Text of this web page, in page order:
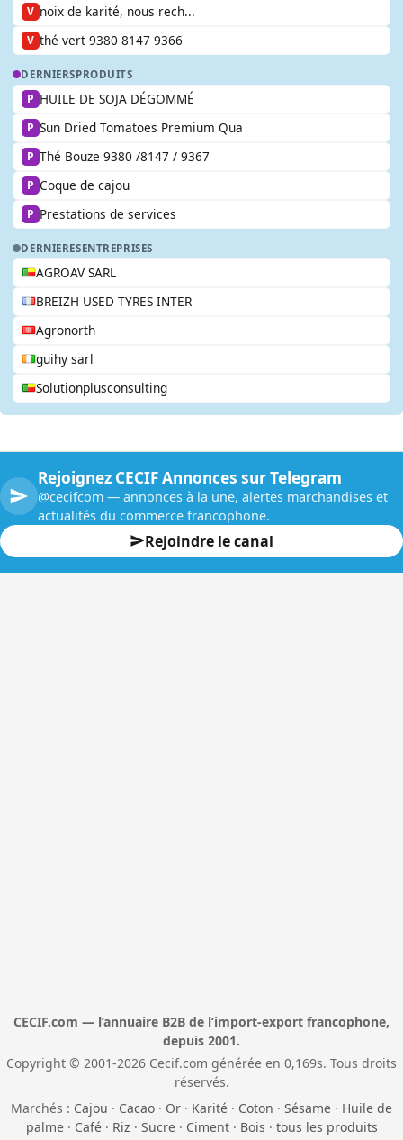
V noix de karité, nous rech...
V thé vert 9380 8147 9366
DERNIERSPRODUITS
P HUILE DE SOJA DÉGOMMÉ
P Sun Dried Tomatoes Premium Qua
P Thé Bouze 9380 /8147 / 9367
P Coque de cajou
P Prestations de services
DERNIERESENTREPRISES
AGROAV SARL
BREIZH USED TYRES INTER
Agronorth
guihy sarl
Solutionplusconsulting
Rejoignez CECIF Annonces sur Telegram
@cecifcom — annonces à la une, alertes marchandises et
actualités du commerce francophone.
Rejoindre le canal
CECIF.com — l’annuaire B2B de l’import-export francophone,
depuis 2001.
Copyright © 2001-2026 Cecif.com générée en 0,169s. Tous droits
réservés.
Marchés : Cajou · Cacao · Or · Karité · Coton · Sésame · Huile de
palme· Café· Riz · Sucre· Ciment· Bois · tous les produits